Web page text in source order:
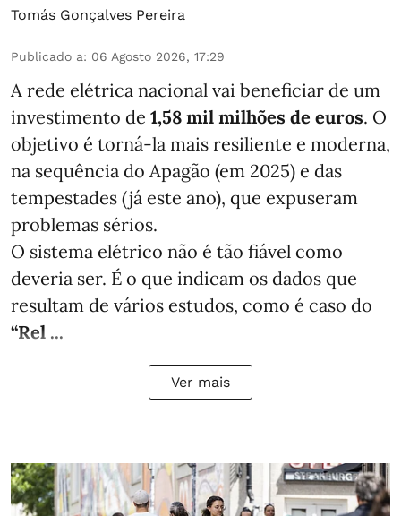
Tomás Gonçalves Pereira
Publicado a: 06 Agosto 2026, 17:29
A rede elétrica nacional vai beneficiar de um
investimento de 1,58 mil milhões de euros. O
objetivo é torná-la mais resiliente e moderna,
na sequência do Apagão (em 2025) e das
tempestades (já este ano), que expuseram
problemas sérios.
O sistema elétrico não é tão fiável como
deveria ser. É o que indicam os dados que
resultam de vários estudos, como é caso do
“Rel ...
Ver mais